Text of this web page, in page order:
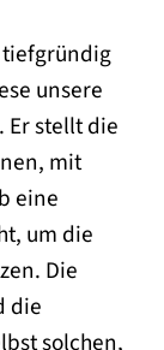
tiefgründig
unsere
Er stellt die
mit
eine
um die
Die
die
solchen,